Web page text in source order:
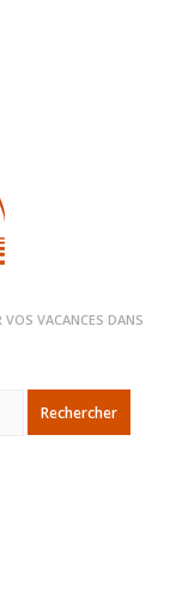
VOS VACANCES DANS